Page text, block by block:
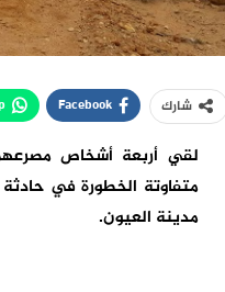
شارك Facebook
لقي أربعة أشخاص
متفاوتة الخطورة في
مدينة العيون.